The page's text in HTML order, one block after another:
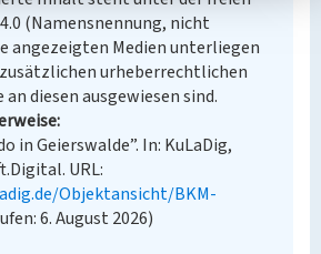
4.0 (Namensnennung, nicht
angezeigten Medien unterliegen
urheberrechtlichen
diesen ausgewiesen sind.
in Geierswalde”. In: KuLaDig,
URL:
Objektansicht/BKM-
6. August 2026)